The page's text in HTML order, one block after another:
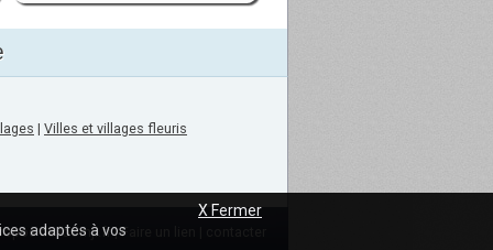
| Villes et villages fleuris
de loomji.fr|Faire un lien
X Fermer
adaptés à vos